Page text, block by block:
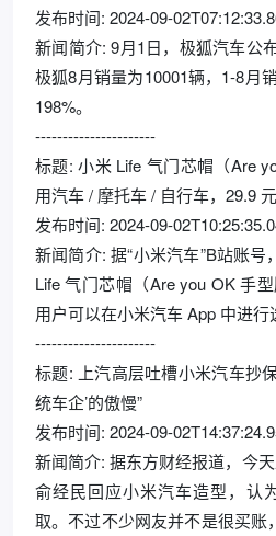
发布时间: 2024-09-
新闻简介: 9月1日，极狐汽车公
极狐8月销量为10001辆，1-8月
198%。
----------------------
标题: 小米 Life 气门芯帽（Are
用汽车 / 摩托车 / 自行车，29.9
发布时间: 2024-09-
新闻简介: 据“小米汽车”B站账
Life 气门芯帽（Are you OK 手型
用户可以在小米汽车 App 中进行
----------------------
标题: 上汽高层吐槽小米汽车抄
统车企’的傲慢”
发布时间: 2024-09-
新闻简介: 据东方财经报道，今
俞经民回应小米汽车造型，认
取。不过不少网友并不是很买账